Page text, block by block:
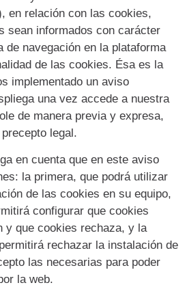
en relación con las cookies,
sean informados con carácter
de navegación en la plataforma
de las cookies. Ésa es la
implementado un aviso
una vez accede a nuestra
de manera previa y expresa,
legal.
en cuenta que en este aviso
la primera, que podrá utilizar
de las cookies en su equipo,
configurar que cookies
y que cookies rechaza, y la
rechazar la instalación de
las necesarias para poder
la web.